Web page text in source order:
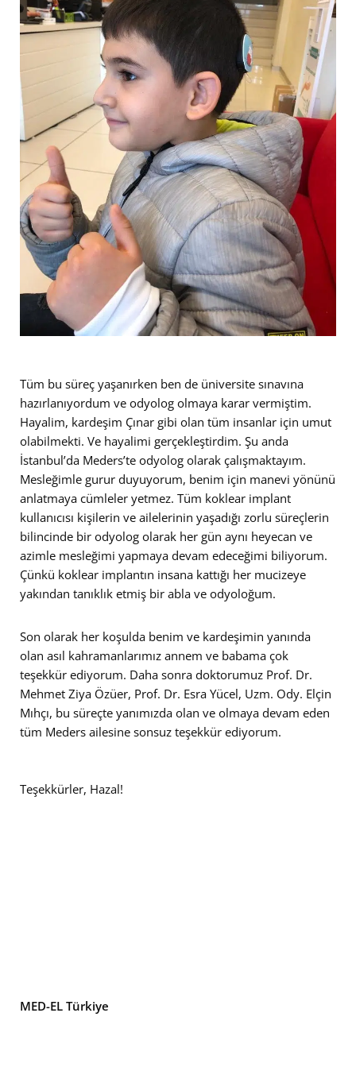
Tüm bu süreç yaşanırken ben de üniversite sınavına
hazırlanıyordum ve odyolog olmaya karar vermiştim.
Hayalim, kardeşim Çınar gibi olan tüm insanlar için umut
olabilmekti. Ve hayalimi gerçekleştirdim. Şu anda
İstanbul’da Meders’te odyolog olarak çalışmaktayım.
Mesleğimle gurur duyuyorum, benim için manevi yönünü
anlatmaya cümleler yetmez. Tüm koklear implant
kullanıcısı kişilerin ve ailelerinin yaşadığı zorlu süreçlerin
bilincinde bir odyolog olarak her gün aynı heyecan ve
azimle mesleğimi yapmaya devam edeceğimi biliyorum.
Çünkü koklear implantın insana kattığı her mucizeye
yakından tanıklık etmiş bir abla ve odyoloğum.
Son olarak her koşulda benim ve kardeşimin yanında
olan asıl kahramanlarımız annem ve babama çok
teşekkür ediyorum. Daha sonra doktorumuz Prof. Dr.
Mehmet Ziya Özüer, Prof. Dr. Esra Yücel, Uzm. Ody. Elçin
Mıhçı, bu süreçte yanımızda olan ve olmaya devam eden
tüm Meders ailesine sonsuz teşekkür ediyorum.
Teşekkürler, Hazal!
MED-EL Türkiye